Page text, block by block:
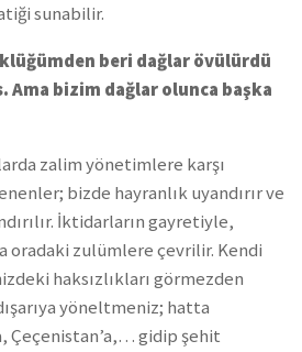
sunabilir.
beri dağlar övülürdü
Ama bizim dağlar olunca başka
zalim yönetimlere karşı
bizde hayranlık uyandırır ve
İktidarların gayretiyle,
oradaki zulümlere çevrilir. Kendi
haksızlıkları görmezden
yöneltmeniz; hatta
Çeçenistan’a,… gidip şehit